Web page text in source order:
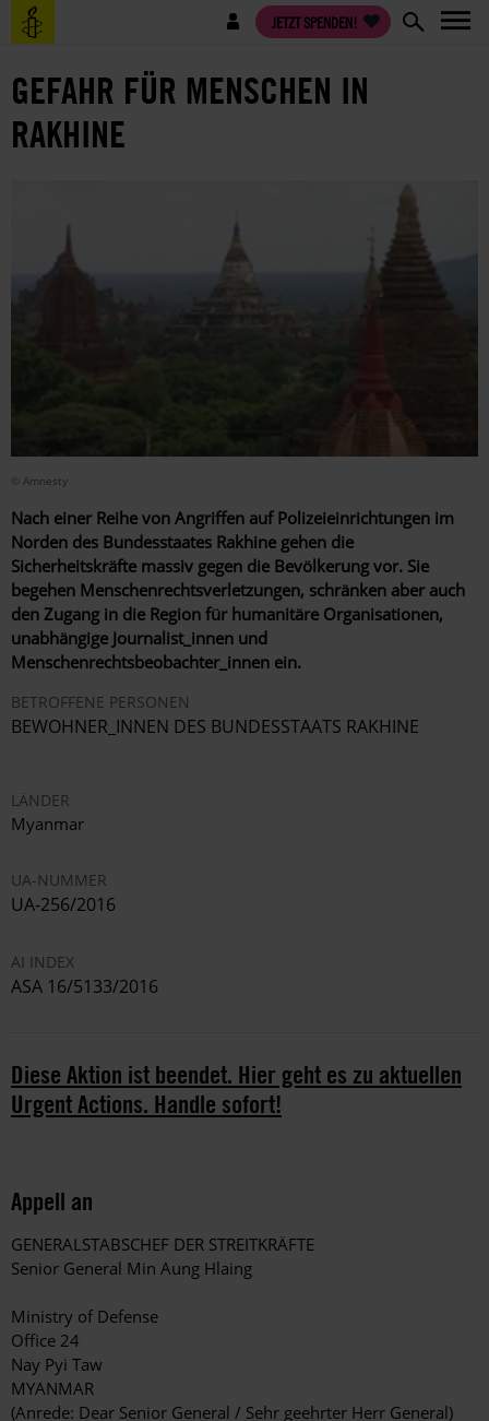
Direkt
zum
Benutzermenü JETZT SPENDEN!
GEFAHR FÜR MENSCHEN IN
RAKHINE
© Amnesty
Nach einer Reihe von Angriffen auf Polizeieinrichtungen im
Norden des Bundesstaates Rakhine gehen die
Sicherheitskräfte massiv gegen die Bevölkerung vor. Sie
begehen Menschenrechtsverletzungen, schränken aber auch
den Zugang in die Region für humanitäre Organisationen,
unabhängige Journalist_innen und
Menschenrechtsbeobachter_innen ein.
BETROFFENE PERSONEN
BEWOHNER_INNEN DES BUNDESSTAATS RAKHINE
LÄNDER
Myanmar
UA-NUMMER
UA-256/2016
AI INDEX
ASA 16/5133/2016
Diese Aktion ist beendet. Hier geht es zu aktuellen
Urgent Actions. Handle sofort!
Appell an
GENERALSTABSCHEF DER STREITKRÄFTE
Senior General Min Aung Hlaing
Ministry of Defense
Office 24
Nay Pyi Taw
MYANMAR
(Anrede: Dear Senior General / Sehr geehrter Herr General)